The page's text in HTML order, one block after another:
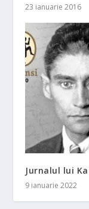
23 ianuarie 2016
Jurnalul lui
9 ianuarie 2022